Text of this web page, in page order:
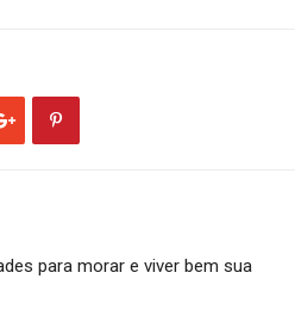
para morar e viver bem sua